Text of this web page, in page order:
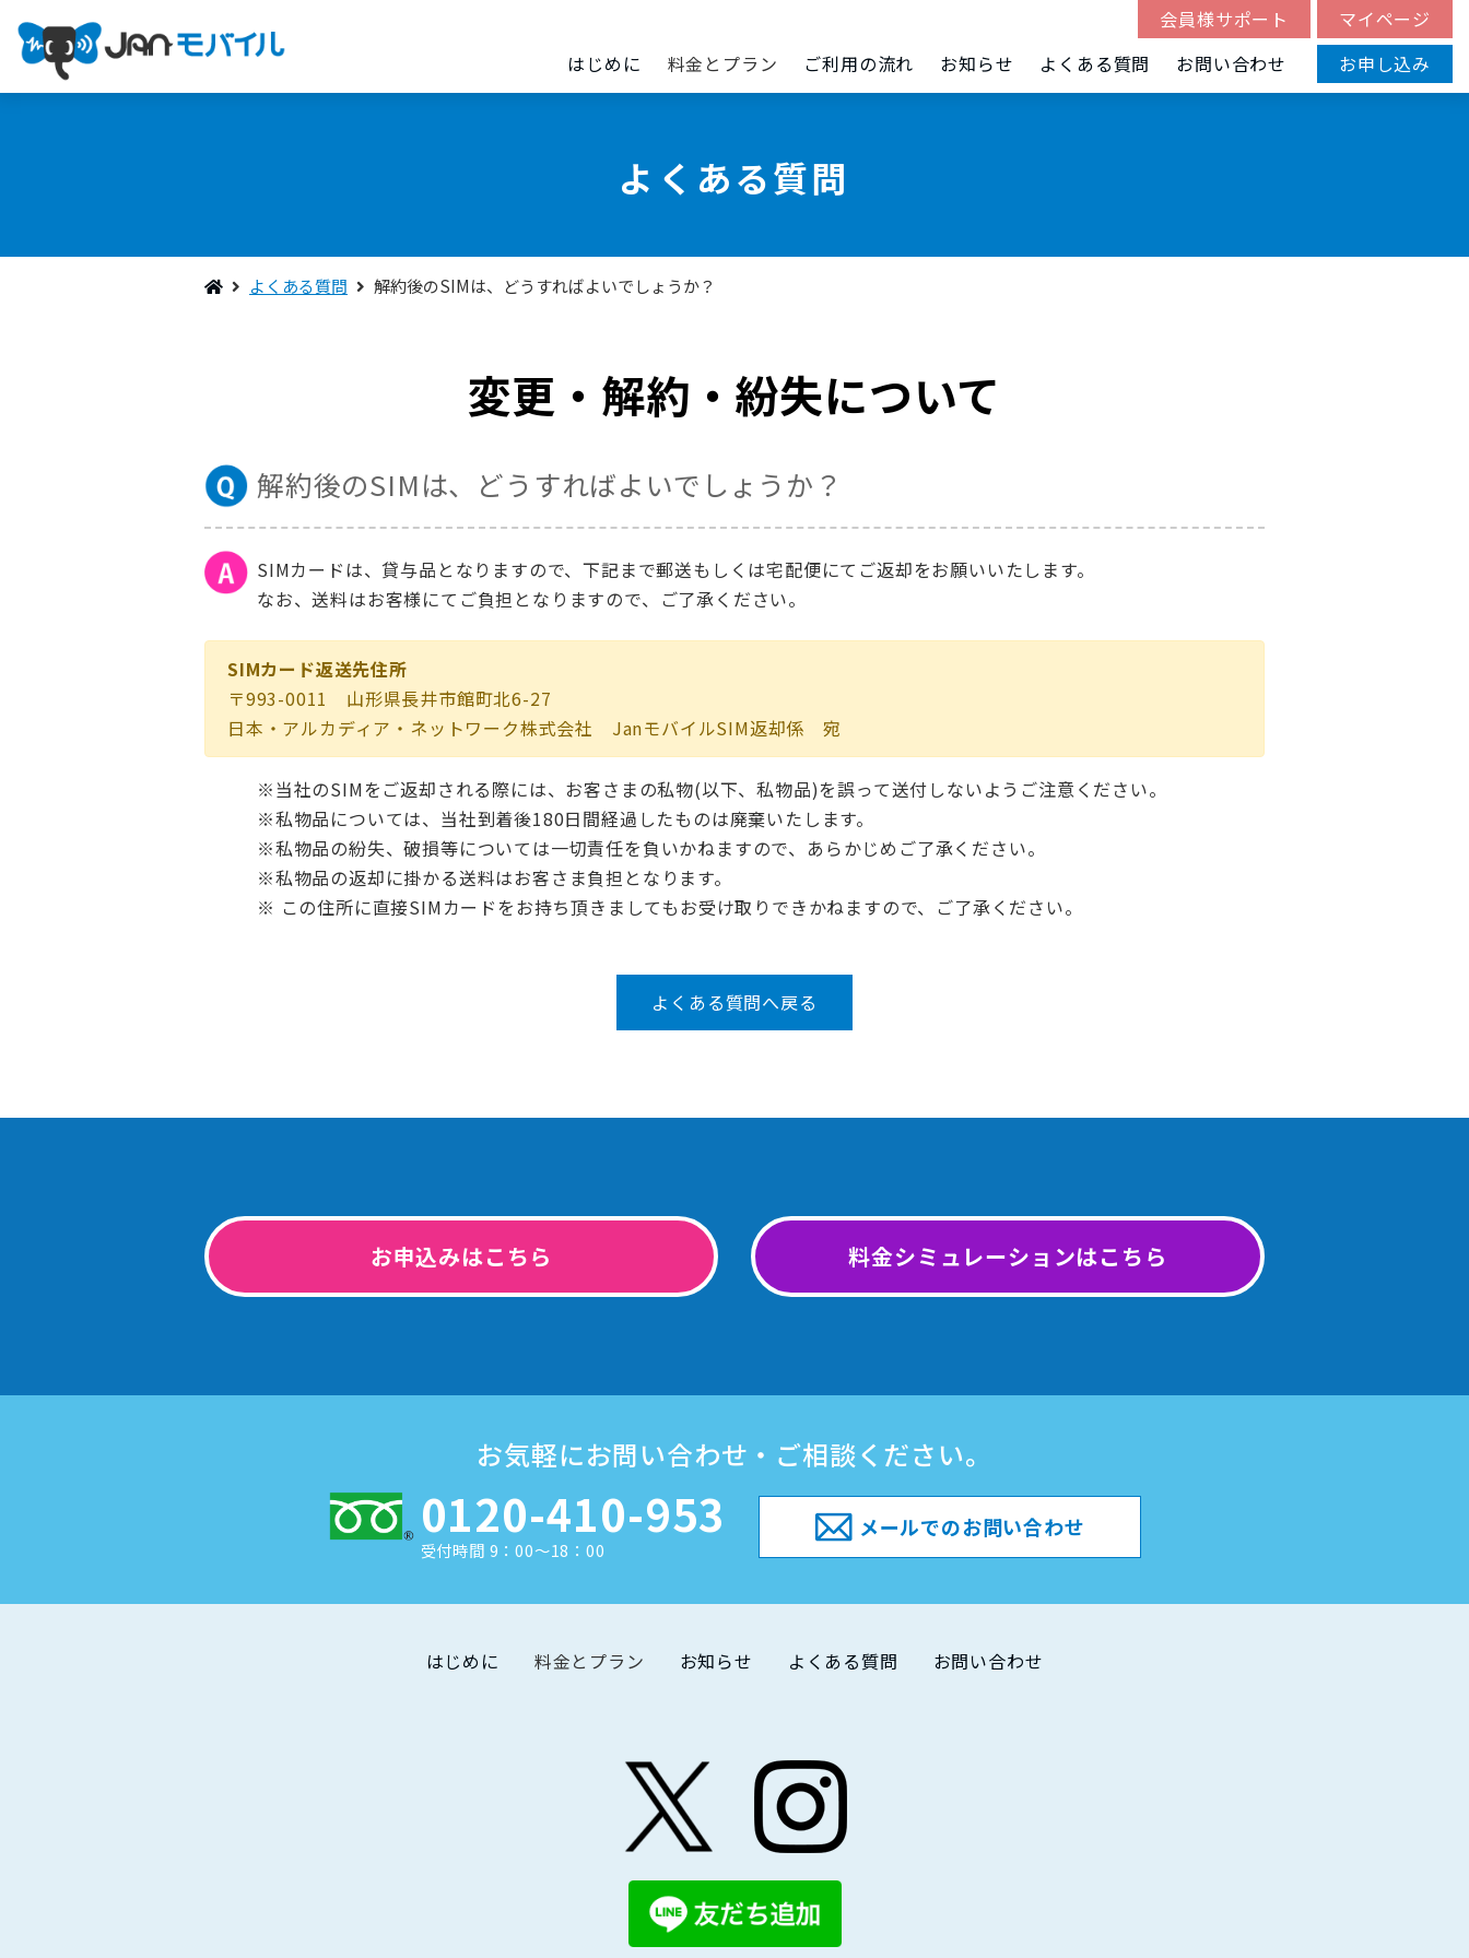
はじめに 料金とプラン ご利用の流れ お知らせ よくある質問 お問い合わせ お申し込み
会員様サポート マイページ
よくある質問
よくある質問 解約後のSIMは、どうすればよいでしょうか？
変更・解約・紛失について
解約後のSIMは、どうすればよいでしょうか？
SIMカードは、貸与品となりますので、下記まで郵送もしくは宅配便にてご返却をお願いいたします。
なお、送料はお客様にてご負担となりますので、ご了承ください。
SIMカード返送先住所
〒993-0011 山形県長井市館町北6-27
日本・アルカディア・ネットワーク株式会社 JanモバイルSIM返却係 宛
※当社のSIMをご返却される際には、お客さまの私物(以下、私物品)を誤って送付しないようご注意ください。
※私物品については、当社到着後180日間経過したものは廃棄いたします。
※私物品の紛失、破損等については一切責任を負いかねますので、あらかじめご了承ください。
※私物品の返却に掛かる送料はお客さま負担となります。
※ この住所に直接SIMカードをお持ち頂きましてもお受け取りできかねますので、ご了承ください。
よくある質問へ戻る
お申込みはこちら 料金シミュレーションはこちら
お気軽にお問い合わせ・ご相談ください。
0120-410-953
受付時間 9：00～18：00
メールでのお問い合わせ
はじめに 料金とプラン お知らせ よくある質問 お問い合わせ